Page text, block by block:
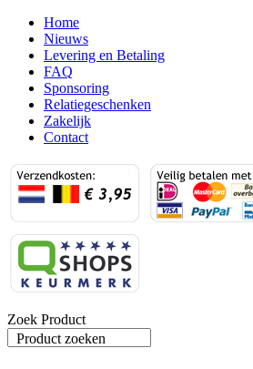
Home
Nieuws
Levering en Betaling
FAQ
Sponsoring
Relatiegeschenken
Zakelijk
Contact
Zoek Product
Product zoeken